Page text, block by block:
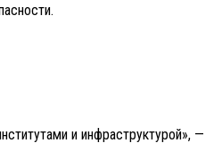
и инфраструктурой», —